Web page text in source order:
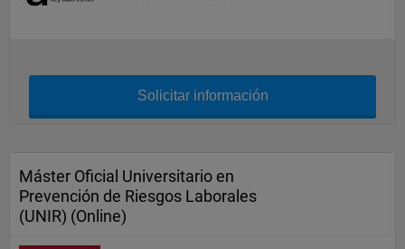
Solicitar información
Máster Oficial Universitario en
Prevención de Riesgos Laborales
(UNIR) (Online)